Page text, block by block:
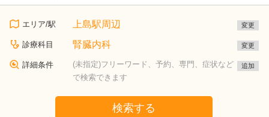
エリア/駅 上島駅周辺 変更
診療科目 腎臓内科 変更
詳細条件
(未指定)フリーワード、予約、専門、症状など
で検索できます
追加
検索する